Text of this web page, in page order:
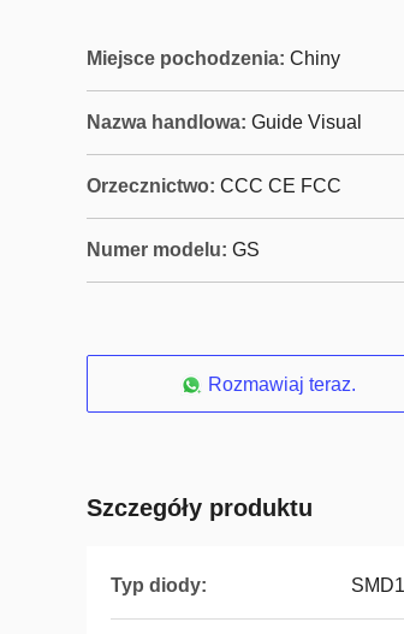
Miejsce pochodzenia: Chiny
Nazwa handlowa: Guide Visual
Orzecznictwo: CCC CE FCC
Numer modelu: GS
Rozmawiaj teraz.
Szczegóły produktu
Typ diody: